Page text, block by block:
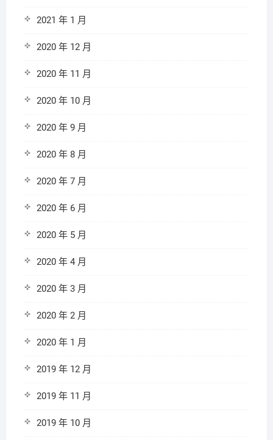
2021 年 1 月
2020 年 12 月
2020 年 11 月
2020 年 10 月
2020 年 9 月
2020 年 8 月
2020 年 7 月
2020 年 6 月
2020 年 5 月
2020 年 4 月
2020 年 3 月
2020 年 2 月
2020 年 1 月
2019 年 12 月
2019 年 11 月
2019 年 10 月